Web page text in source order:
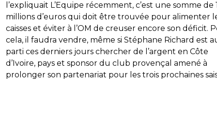
l’expliquait L’Equipe récemment, c’est une somme de
millions d’euros qui doit être trouvée pour alimenter
caisses et éviter à l’OM de creuser encore son déficit.
cela, il faudra vendre, même si Stéphane Richard est
parti ces derniers jours chercher de l’argent en Côte
d’Ivoire, pays et sponsor du club provençal amené à
prolonger son partenariat pour les trois prochaines